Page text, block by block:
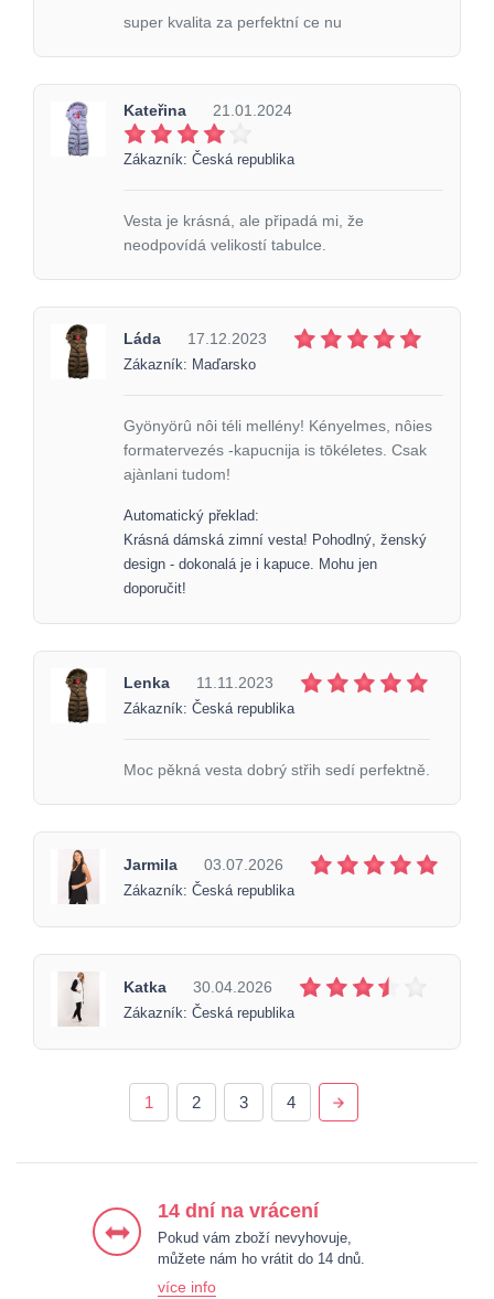
super kvalita za perfektní ce nu
Kateřina 21.01.2024
Zákazník: Česká republika
Vesta je krásná, ale připadá mi, že
neodpovídá velikostí tabulce.
Láda 17.12.2023
Zákazník: Maďarsko
Gyönyörû nôi téli mellény! Kényelmes, nôies
formatervezés -kapucnija is tōkéletes. Csak
ajànlani tudom!
Automatický překlad:
Krásná dámská zimní vesta! Pohodlný, ženský
design - dokonalá je i kapuce. Mohu jen
doporučit!
Lenka 11.11.2023
Zákazník: Česká republika
Moc pěkná vesta dobrý střih sedí perfektně.
Jarmila 03.07.2026
Zákazník: Česká republika
Katka 30.04.2026
Zákazník: Česká republika
1 2 3 4
14 dní na vrácení
Pokud vám zboží nevyhovuje,
můžete nám ho vrátit do 14 dnů.
více info